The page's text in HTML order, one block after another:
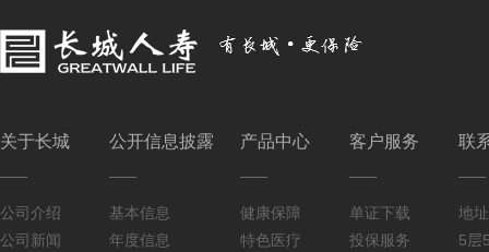
关于长城
公司介绍
公司新闻
公开信息披露
基本信息
年度信息
产品中心
健康保障
特色医疗
客户服务
单证下载
投保服务
联
地
5层